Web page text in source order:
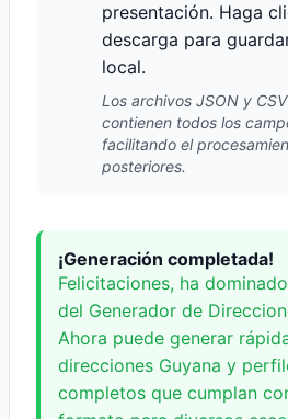
presentación. Haga
descarga para
local.
Los archivos JSON y
contienen todos los
facilitando el
posteriores.
¡Generación completada!
Felicitaciones, ha
del Generador de
Ahora puede generar
direcciones Guyana y
completos que cumplan